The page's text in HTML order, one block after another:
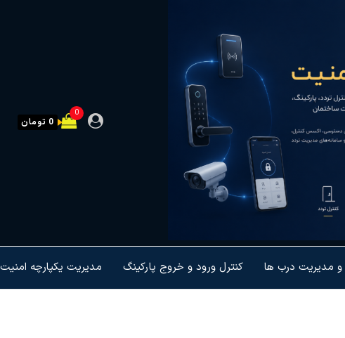
0
0 تومان
مدیریت یکپارچه امنیت کنترل ورود و خروج پارکینگ و مدیریت درب ها